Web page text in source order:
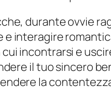
durante ovvie
interagire
incontrarsi e
il tuo sincero
la